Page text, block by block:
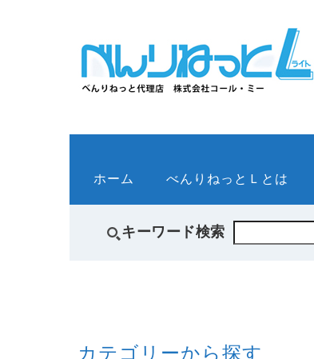
ホーム べんりねっとＬとは
キーワード検索
カテゴリーから探す